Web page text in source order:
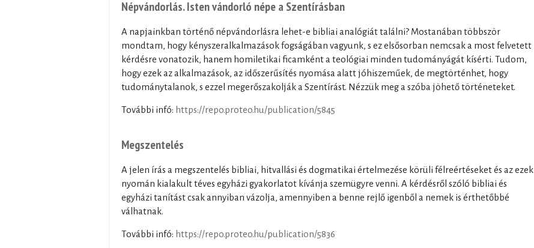
Népvándorlás. Isten vándorló népe a Szentírásban
A napjainkban történő népvándorlásra lehet-e bibliai analógiát találni? Mostanában többször
mondtam, hogy kényszeralkalmazások fogságában vagyunk, s ez elsősorban nemcsak a most felvetett
kérdésre vonatozik, hanem homiletikai ficamként a teológiai minden tudományágát kísérti. Tudom,
hogy ezek az alkalmazások, az időszerűsítés nyomása alatt jóhiszeműek, de megtörténhet, hogy
tudománytalanok, s ezzel megerőszakolják a Szentírást. Nézzük meg a szóba jöhető történeteket.
További infó: https://repo.proteo.hu/publication/5845
Megszentelés
A jelen írás a megszentelés bibliai, hitvallási és dogmatikai értelmezése körüli félreértéseket és az ezek
nyomán kialakult téves egyházi gyakorlatot kívánja szemügyre venni. A kérdésről szóló bibliai és
egyházi tanítást csak annyiban vázolja, amennyiben a benne rejlő igenből a nemek is érthetőbbé
válhatnak.
További infó: https://repo.proteo.hu/publication/5836